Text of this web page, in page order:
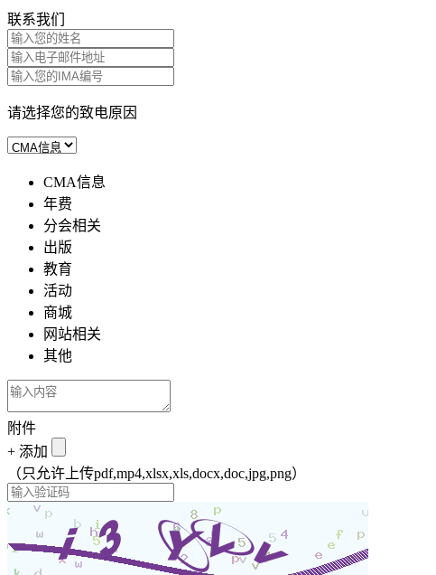
联系我们
请选择您的致电原因
CMA信息
年费
分会相关
出版
教育
活动
商城
网站相关
其他
附件
+ 添加
（只允许上传pdf,mp4,xlsx,xls,docx,doc,jpg,png）